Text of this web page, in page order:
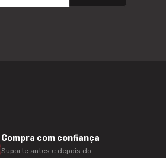
Compra com confiança
Suporte antes e depois do